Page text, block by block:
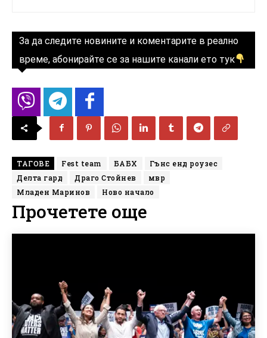
За да следите новините и коментарите в реално
време, абонирайте се за нашите канали ето тук
ТАГОВЕ Fest team БАБХ
Гънс енд роузес
Делта гард
Драго Стойнев
мвр
Младен Маринов
Ново начало
Прочетете още